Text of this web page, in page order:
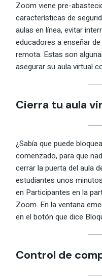
Zoom viene pre-
características de
aulas en línea, evitar
educadores a enseñar
remota. Estas son
asegurar su aula virtual
Cierra tu aula
¿Sabía que puede
comenzado, para que
cerrar la puerta del aula
estudiantes unos
en Participantes en la
Zoom. En la ventana
en el botón que dice
Control de